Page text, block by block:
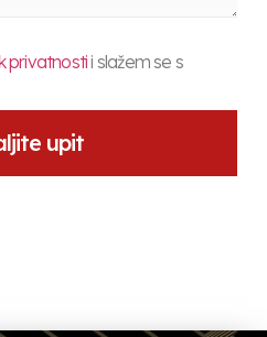
privatnostii slažem se s
upit